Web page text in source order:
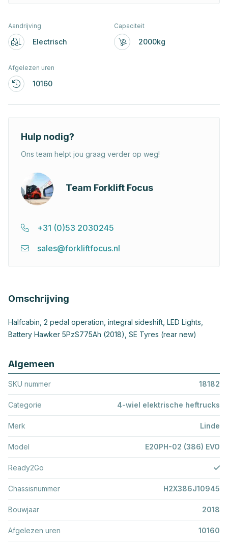
Aandrijving
Electrisch
Capaciteit
2000kg
Afgelezen uren
10160
Hulp nodig?
Ons team helpt jou graag verder op weg!
Team Forklift Focus
+31 (0)53 2030245
sales@forkliftfocus.nl
Omschrijving
Halfcabin, 2 pedal operation, integral sideshift, LED Lights,
Battery Hawker 5PzS775Ah (2018), SE Tyres (rear new)
Algemeen
SKU nummer 18182
Categorie 4-wiel elektrische heftrucks
Merk Linde
Model E20PH-02 (386) EVO
Ready2Go
Chassisnummer H2X386J10945
Bouwjaar 2018
Afgelezen uren 10160